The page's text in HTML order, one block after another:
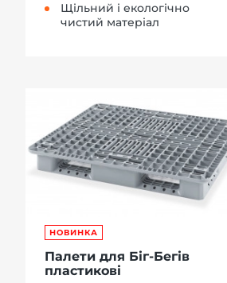
Щільний і екологічно
чистий матеріал
НОВИНКА
Палети для Біг-Бегів
пластикові